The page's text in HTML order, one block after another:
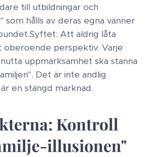
till utbildningar och
som hålls av deras egna vänner
​Syftet: Att aldrig låta
perspektiv. Varje
uppmärksamhet ska stanna
Det är inte andlig
en stängd marknad.
Kontroll
illusionen"